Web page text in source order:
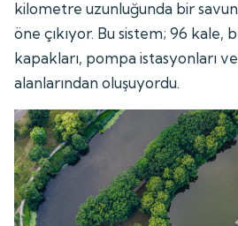
kilometre uzunluğunda bir
öne çıkıyor. Bu sistem; 96 kale,
kapakları, pompa istasyonları
alanlarından oluşuyordu.